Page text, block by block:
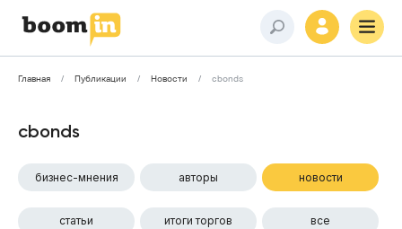
Главная Публикации Новости cbonds
cbonds
бизнес-мнения авторы новости
статьи итоги торгов все